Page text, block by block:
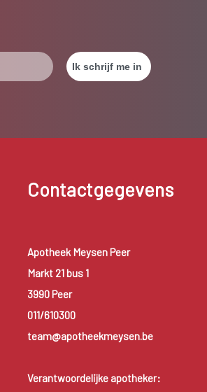
Contactgegevens
Apotheek Meysen Peer
Markt 21 bus 1
3990 Peer
011/610300
team@apotheekmeysen.be
Verantwoordelijke apotheker: